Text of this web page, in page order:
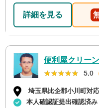
詳細を見る
便利屋クリー
★★★★★
★★★★★ 5.0
埼玉県比企郡小川町対応
本人確認証提出確認済み